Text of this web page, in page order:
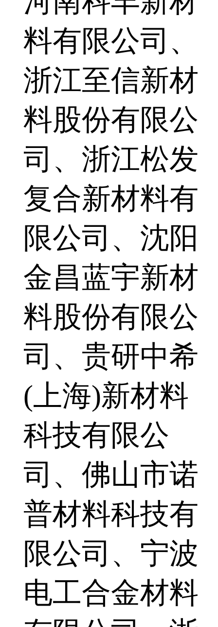
料有限公司、
浙江至信新材
料股份有限公
司、浙江松发
复合新材料有
限公司、沈阳
金昌蓝宇新材
料股份有限公
司、贵研中希
(上海)新材料
科技有限公
司、佛山市诺
普材料科技有
限公司、宁波
电工合金材料